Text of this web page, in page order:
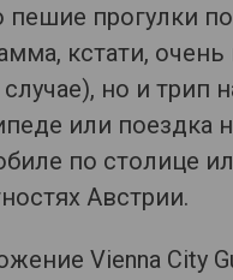
пешие прогулки
кстати,
но и трип
или поездка
по столице
Австрии.
Vienna City